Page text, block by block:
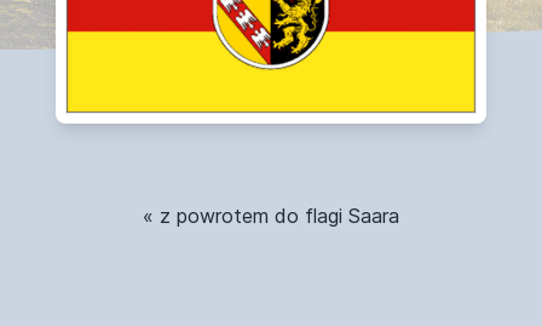
« z powrotem do flagi Saara